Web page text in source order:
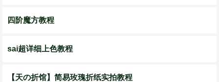
四阶魔方教程
sai超详细上色教程
【天の折馆】简易玫瑰折纸实拍教程